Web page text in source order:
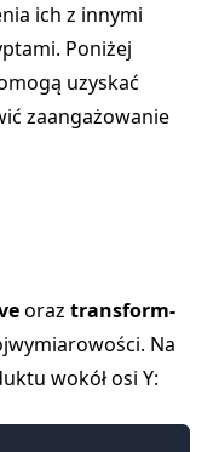
ich z innymi
Poniżej
uzyskać
zaangażowanie
oraz transform-
Na
wokół osi Y: